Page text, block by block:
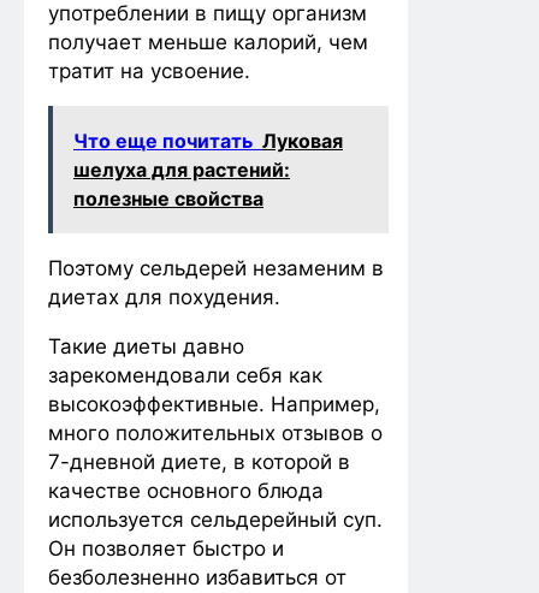
употреблении в пищу организм
получает меньше калорий, чем
тратит на усвоение.
Что еще почитать Луковая
шелуха для растений:
полезные свойства
Поэтому сельдерей незаменим в
диетах для похудения.
Такие диеты давно
зарекомендовали себя как
высокоэффективные. Например,
много положительных отзывов о
7-дневной диете, в которой в
качестве основного блюда
используется сельдерейный суп.
Он позволяет быстро и
безболезненно избавиться от